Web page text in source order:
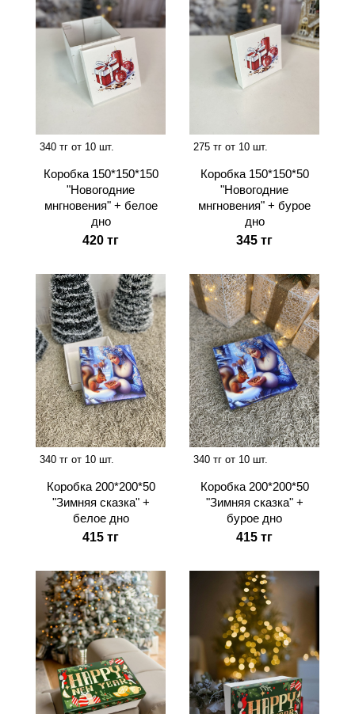
340 тг от 10 шт.
Коробка 150*150*150
"Новогодние
мнгновения" + белое
дно
420 тг
275 тг от 10 шт.
Коробка 150*150*50
"Новогодние
мнгновения" + бурое
дно
345 тг
340 тг от 10 шт.
Коробка 200*200*50
"Зимняя сказка" +
белое дно
415 тг
340 тг от 10 шт.
Коробка 200*200*50
"Зимняя сказка" +
бурое дно
415 тг